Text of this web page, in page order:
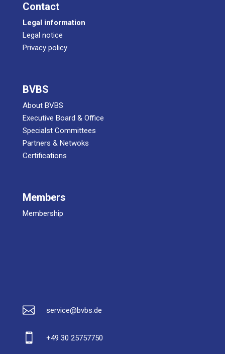
Cont­act
Legal infor­ma­ti­on
Legal noti­ce
Pri­va­cy policy
BVBS
About BVBS
Exe­cu­ti­ve Board & Office
Spe­cialst Committees
Part­ners & Netwoks
Certifications
Mem­bers
Mem­ber­ship
 service@bvbs.de
 +49 30 25757750